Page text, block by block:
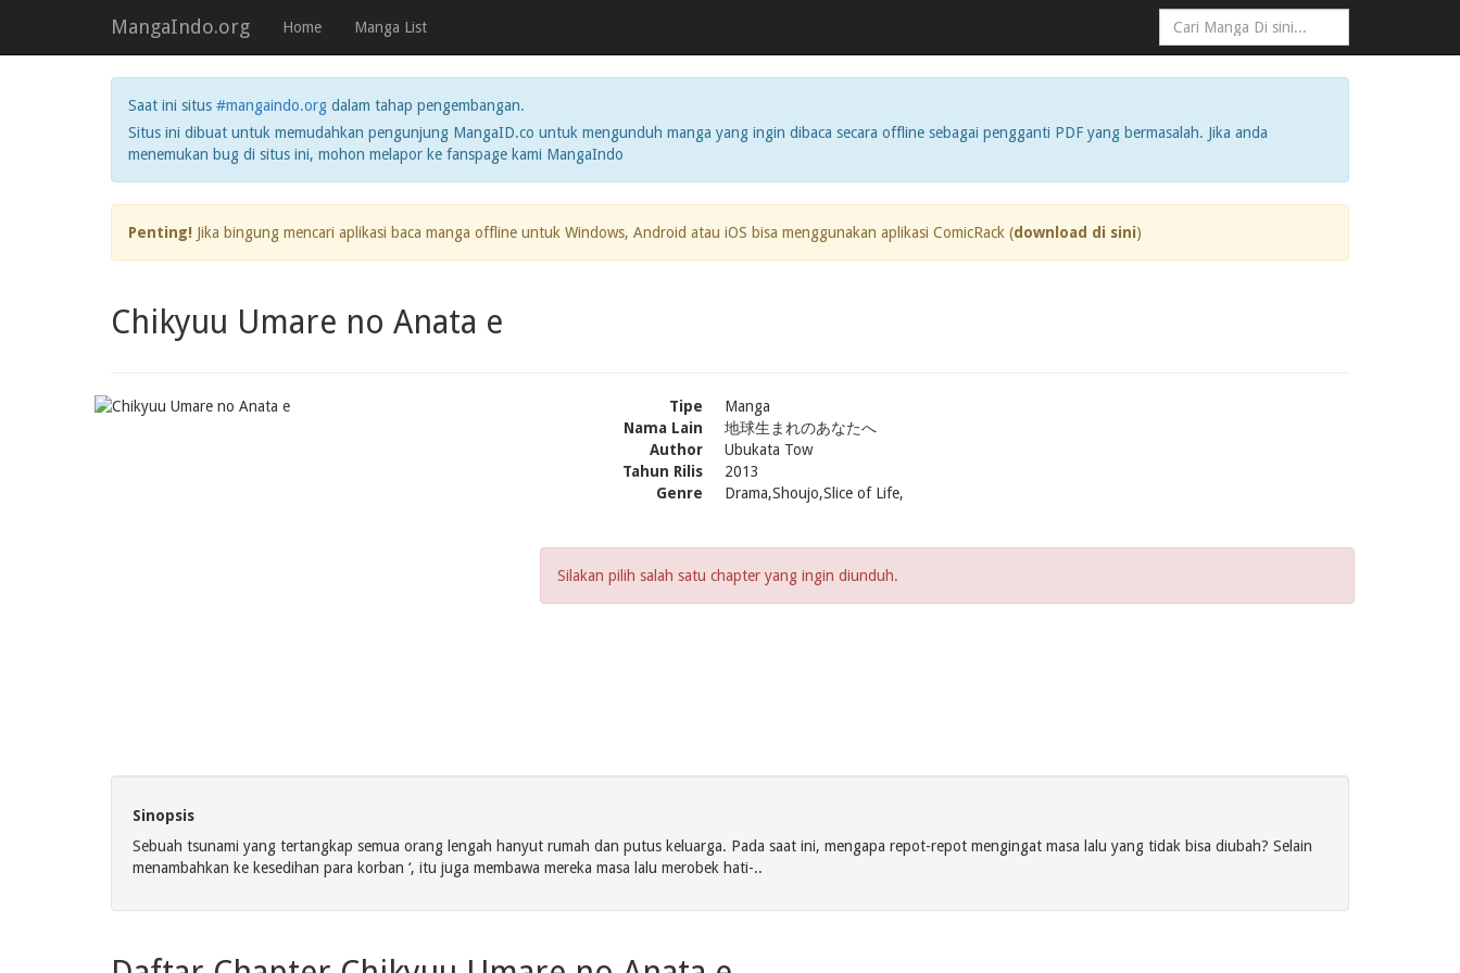
MangaIndo.org Home Manga List
Saat ini situs #mangaindo.org dalam tahap pengembangan.
Situs ini dibuat untuk memudahkan pengunjung MangaID.co untuk mengunduh manga yang ingin dibaca secara offline sebagai pengganti PDF yang bermasalah. Jika anda
menemukan bug di situs ini, mohon melapor ke fanspage kami MangaIndo
Penting! Jika bingung mencari aplikasi baca manga offline untuk Windows, Android atau iOS bisa menggunakan aplikasi ComicRack (download di sini)
Chikyuu Umare no Anata e
Tipe
Manga
Nama Lain
地球生まれのあなたへ
Author
Ubukata Tow
Tahun Rilis
2013
Genre
Drama,Shoujo,Slice of Life,
Silakan pilih salah satu chapter yang ingin diunduh.
Sinopsis
Sebuah tsunami yang tertangkap semua orang lengah hanyut rumah dan putus keluarga. Pada saat ini, mengapa repot-repot mengingat masa lalu yang tidak bisa diubah? Selain
menambahkan ke kesedihan para korban ‘, itu juga membawa mereka masa lalu merobek hati-..